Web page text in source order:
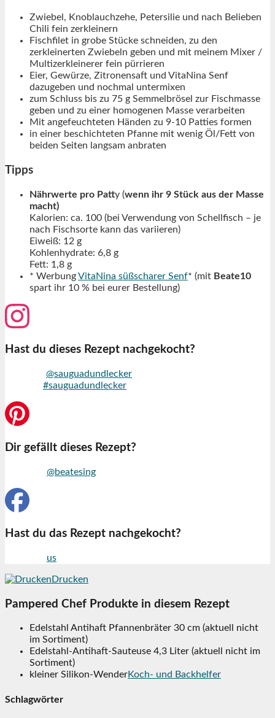
Zwiebel, Knoblauchzehe, Petersilie und nach Belieben
Chili fein zerkleinern
Fischfilet in grobe Stücke schneiden, zu den
zerkleinerten Zwiebeln geben und mit meinem Mixer /
Multizerkleinerer fein pürrieren
Eier, Gewürze, Zitronensaft und VitaNina Senf
dazugeben und nochmal untermixen
zum Schluss bis zu 75 g Semmelbrösel zur Fischmasse
geben und zu einer homogenen Masse verarbeiten
Mit angefeuchteten Händen zu 9-10 Patties formen
in einer beschichteten Pfanne mit wenig Öl/Fett von
beiden Seiten langsam anbraten
Tipps
Nährwerte pro Patty (wenn ihr 9 Stück aus der Masse
macht)
Kalorien: ca. 100 (bei Verwendung von Schellfisch – je
nach Fischsorte kann das variieren)
Eiweiß: 12 g
Kohlenhydrate: 6,8 g
Fett: 1,8 g
* WerbungVitaNina süßscharer Senf* (mit Beate10
spart ihr 10 % bei eurer Bestellung)
Hast du dieses Rezept nachgekocht?
@sauguadundlecker
#sauguadundlecker
Dir gefällt dieses Rezept?
@beatesing
Hast du das Rezept nachgekocht?
us
Drucken
Pampered Chef Produkte in diesem Rezept
Edelstahl Antihaft Pfannenbräter 30 cm (aktuell nicht
im Sortiment)
Edelstahl-Antihaft-Sauteuse 4,3 Liter (aktuell nicht im
Sortiment)
kleiner Silikon-WenderKoch- und Backhelfer
Schlagwörter